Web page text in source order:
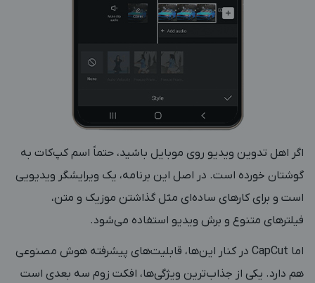
اگر اهل تدوین ویدیو روی موبایل باشید، حتماً اسم کپ‌کات به
گوشتان خورده است. در اصل این برنامه، یک ویرایشگر ویدیویی
است و برای کارهای ساده‌ای مثل گذاشتن موزیک و متن،
فیلترهای متنوع و برش ویدیو استفاده می‌شود.
اما CapCut در کنار این‌ها، قابلیت‌های پیشرفته هوش مصنوعی
هم دارد. یکی از جذاب‌ترین ویژگی‌ها، افکت زوم سه بعدی است